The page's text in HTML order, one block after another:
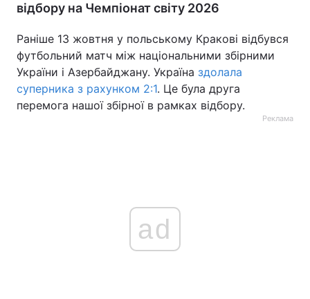
відбору на Чемпіонат світу 2026
Раніше 13 жовтня у польському Кракові відбувся
футбольний матч між національними збірними
України і Азербайджану. Україна здолала
суперника з рахунком 2:1. Це була друга
перемога нашої збірної в рамках відбору.
Реклама
ad